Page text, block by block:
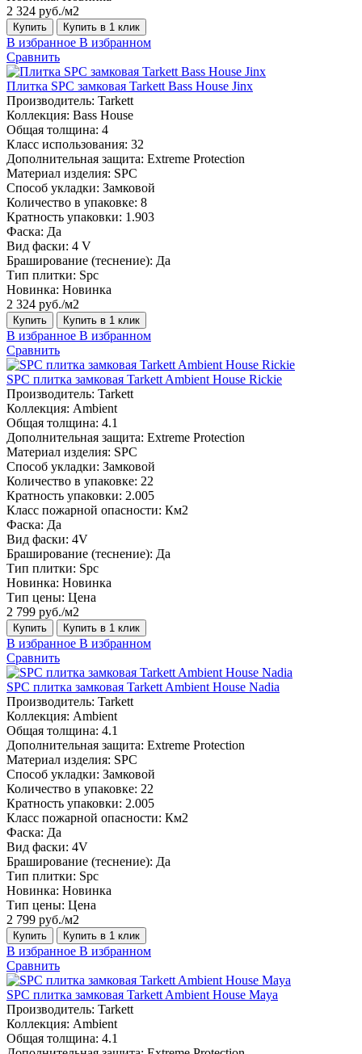
2 324 руб./м2
Купить Купить в 1 клик
В избранное В избранном
Сравнить
Плитка SPC замковая Tarkett Bass House Jinx
Производитель: Tarkett
Коллекция: Bass House
Общая толщина: 4
Класс использования: 32
Дополнительная защита: Extreme Protection
Материал изделия: SPC
Способ укладки: Замковой
Количество в упаковке: 8
Кратность упаковки: 1.903
Фаска: Да
Вид фаски: 4 V
Браширование (теснение): Да
Тип плитки: Spc
Новинка: Новинка
2 324 руб./м2
Купить Купить в 1 клик
В избранное В избранном
Сравнить
SPC плитка замковая Tarkett Ambient House Rickie
Производитель: Tarkett
Коллекция: Ambient
Общая толщина: 4.1
Дополнительная защита: Extreme Protection
Материал изделия: SPC
Способ укладки: Замковой
Количество в упаковке: 22
Кратность упаковки: 2.005
Класс пожарной опасности: Км2
Фаска: Да
Вид фаски: 4V
Браширование (теснение): Да
Тип плитки: Spc
Новинка: Новинка
Тип цены: Цена
2 799 руб./м2
Купить Купить в 1 клик
В избранное В избранном
Сравнить
SPC плитка замковая Tarkett Ambient House Nadia
Производитель: Tarkett
Коллекция: Ambient
Общая толщина: 4.1
Дополнительная защита: Extreme Protection
Материал изделия: SPC
Способ укладки: Замковой
Количество в упаковке: 22
Кратность упаковки: 2.005
Класс пожарной опасности: Км2
Фаска: Да
Вид фаски: 4V
Браширование (теснение): Да
Тип плитки: Spc
Новинка: Новинка
Тип цены: Цена
2 799 руб./м2
Купить Купить в 1 клик
В избранное В избранном
Сравнить
SPC плитка замковая Tarkett Ambient House Maya
Производитель: Tarkett
Коллекция: Ambient
Общая толщина: 4.1